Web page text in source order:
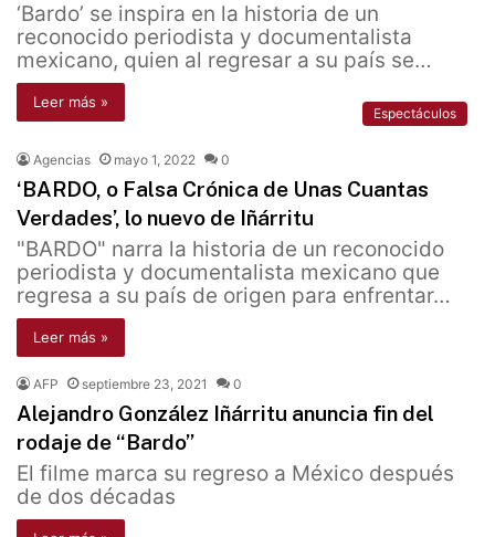
‘Bardo’ se inspira en la historia de un
reconocido periodista y documentalista
mexicano, quien al regresar a su país se…
Leer más »
Espectáculos
Agencias mayo 1, 2022 0
‘BARDO, o Falsa Crónica de Unas Cuantas
Verdades’, lo nuevo de Iñárritu
"BARDO" narra la historia de un reconocido
periodista y documentalista mexicano que
regresa a su país de origen para enfrentar…
Leer más »
AFP septiembre 23, 2021 0
Alejandro González Iñárritu anuncia fin del
rodaje de “Bardo”
El filme marca su regreso a México después
de dos décadas